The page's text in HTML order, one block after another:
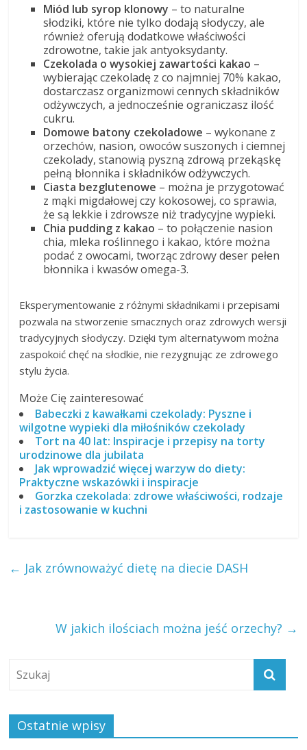
Miód lub syrop klonowy – to naturalne
słodziki, które nie tylko dodają słodyczy, ale
również oferują dodatkowe właściwości
zdrowotne, takie jak antyoksydanty.
Czekolada o wysokiej zawartości kakao –
wybierając czekoladę z co najmniej 70% kakao,
dostarczasz organizmowi cennych składników
odżywczych, a jednocześnie ograniczasz ilość
cukru.
Domowe batony czekoladowe – wykonane z
orzechów, nasion, owoców suszonych i ciemnej
czekolady, stanowią pyszną zdrową przekąskę
pełną błonnika i składników odżywczych.
Ciasta bezglutenowe – można je przygotować
z mąki migdałowej czy kokosowej, co sprawia,
że są lekkie i zdrowsze niż tradycyjne wypieki.
Chia pudding z kakao – to połączenie nasion
chia, mleka roślinnego i kakao, które można
podać z owocami, tworząc zdrowy deser pełen
błonnika i kwasów omega-3.
Eksperymentowanie z różnymi składnikami i przepisami
pozwala na stworzenie smacznych oraz zdrowych wersji
tradycyjnych słodyczy. Dzięki tym alternatywom można
zaspokoić chęć na słodkie, nie rezygnując ze zdrowego
stylu życia.
Może Cię zainteresować
Babeczki z kawałkami czekolady: Pyszne i
wilgotne wypieki dla miłośników czekolady
Tort na 40 lat: Inspiracje i przepisy na torty
urodzinowe dla jubilata
Jak wprowadzić więcej warzyw do diety:
Praktyczne wskazówki i inspiracje
Gorzka czekolada: zdrowe właściwości, rodzaje
i zastosowanie w kuchni
← Jak zrównoważyć dietę na diecie DASH
W jakich ilościach można jeść orzechy? →
Ostatnie wpisy